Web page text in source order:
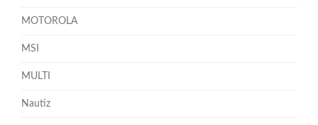
MOTOROLA
MSI
MULTI
Nautiz